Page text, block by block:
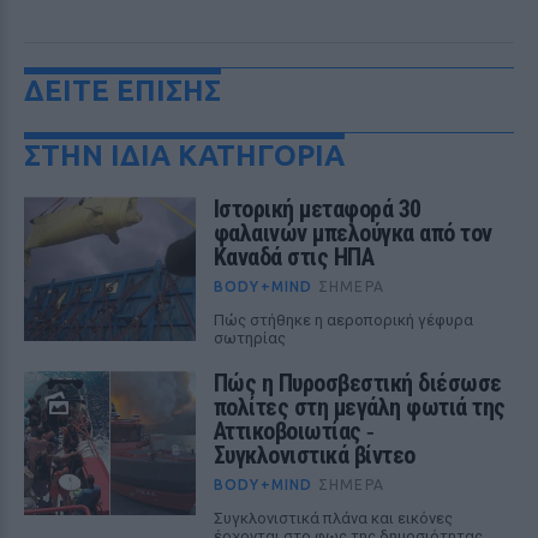
ΔΕΙΤΕ ΕΠΙΣΗΣ
ΣΤΗΝ ΙΔΙΑ ΚΑΤΗΓΟΡΙΑ
Ιστορική μεταφορά 30
φαλαινών μπελούγκα από τον
Καναδά στις ΗΠΑ
BODY+MIND ΣΉΜΕΡΑ
Πώς στήθηκε η αεροπορική γέφυρα
σωτηρίας
Πώς η Πυροσβεστική διέσωσε
πολίτες στη μεγάλη φωτιά της
Αττικοβοιωτίας ‑
Συγκλονιστικά βίντεο
BODY+MIND ΣΉΜΕΡΑ
Συγκλονιστικά πλάνα και εικόνες